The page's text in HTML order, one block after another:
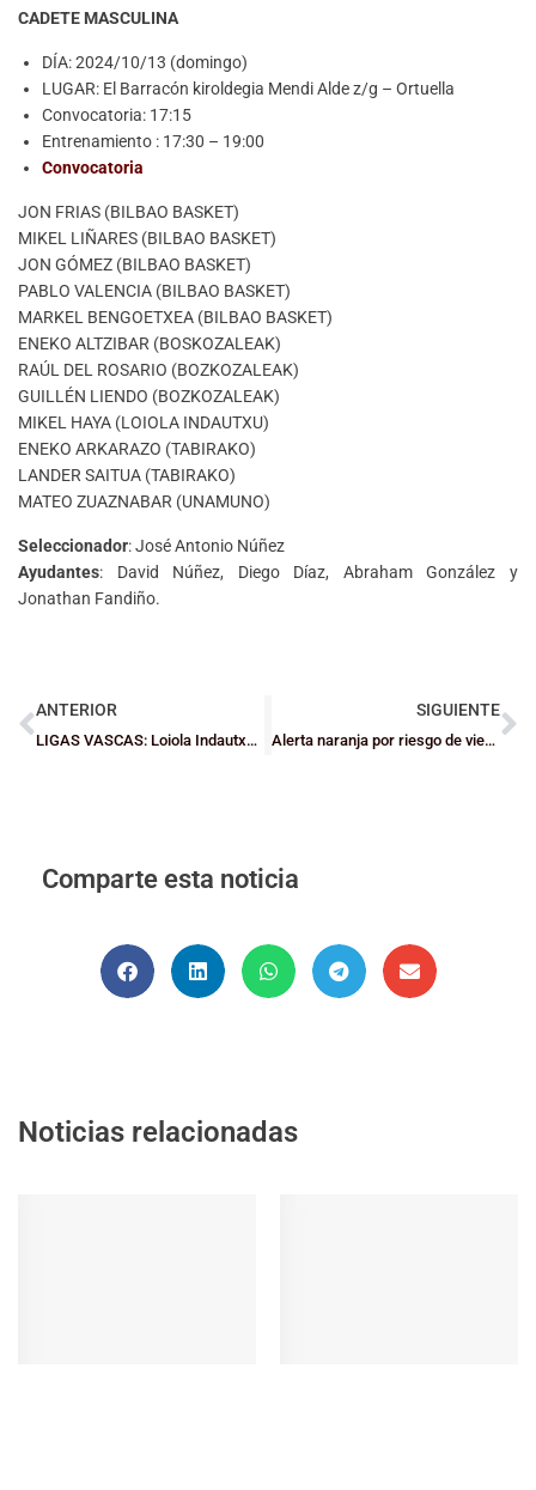
CADETE MASCULINA
DÍA: 2024/10/13 (domingo)
LUGAR: El Barracón kiroldegia Mendi Alde z/g – Ortuella
Convocatoria: 17:15
Entrenamiento : 17:30 – 19:00
Convocatoria
JON FRIAS (BILBAO BASKET)
MIKEL LIÑARES (BILBAO BASKET)
JON GÓMEZ (BILBAO BASKET)
PABLO VALENCIA (BILBAO BASKET)
MARKEL BENGOETXEA (BILBAO BASKET)
ENEKO ALTZIBAR (BOSKOZALEAK)
RAÚL DEL ROSARIO (BOZKOZALEAK)
GUILLÉN LIENDO (BOZKOZALEAK)
MIKEL HAYA (LOIOLA INDAUTXU)
ENEKO ARKARAZO (TABIRAKO)
LANDER SAITUA (TABIRAKO)
MATEO ZUAZNABAR (UNAMUNO)
Seleccionador: José Antonio Núñez
Ayudantes: David Núñez, Diego Díaz, Abraham González y
Jonathan Fandiño.
ANTERIOR
LIGAS VASCAS: Loiola Indautxu se lleva un emocionante derbi junior ante Lointek Gernika
SIGUIENTE
Alerta naranja por riesgo de viento
Comparte esta noticia
Noticias relacionadas